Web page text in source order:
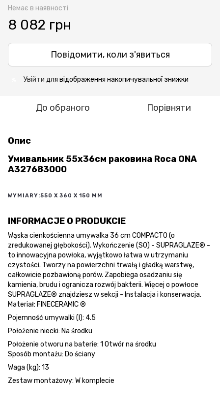
Немає в наявності
8 082 грн
Повідомити, коли з'явиться
Увійти для відображення накопичувальної знижки
До обраного Порівняти
Опис
Умивальник 55x36см раковина Roca ONA
A327683000
WYMIARY:550 X 360 X 150 MM
INFORMACJE O PRODUKCIE
Wąska cienkościenna umywalka 36 cm COMPACTO (o
zredukowanej głębokości). Wykończenie (S0) - SUPRAGLAZE® -
to innowacyjna powłoka, wyjątkowo łatwa w utrzymaniu
czystości. Tworzy na powierzchni trwałą i gładką warstwę,
całkowicie pozbawioną porów. Zapobiega osadzaniu się
kamienia, brudu i ogranicza rozwój bakterii. Więcej o powłoce
SUPRAGLAZE® znajdziesz w sekcji - Instalacja i konserwacja.
Materiał: FINECERAMIC ®
Pojemność umywalki (l): 4.5
Położenie niecki: Na środku
Położenie otworu na baterie: 1 Otwór na środku
Sposób montażu: Do ściany
Waga (kg): 13
Zestaw montażowy: W komplecie